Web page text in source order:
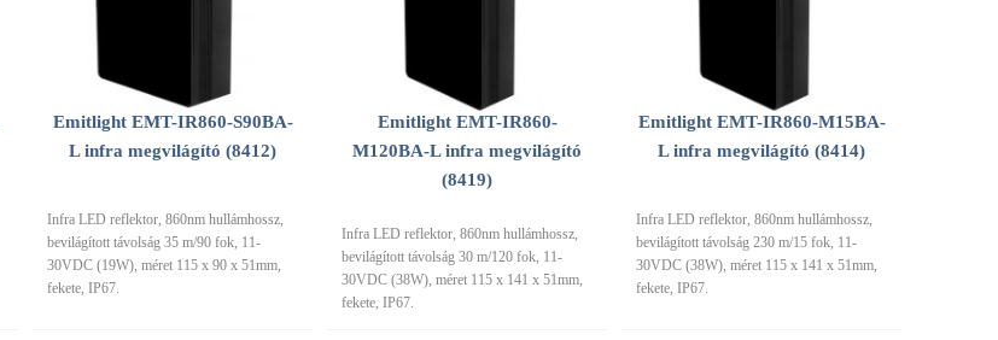
Emitlight EMT-IR860-S90BA-
L infra megvilágító (8412)
Infra LED reflektor, 860nm hullámhossz,
bevilágított távolság 35 m/90 fok, 11-
30VDC (19W), méret 115 x 90 x 51mm,
fekete, IP67.
Emitlight EMT-IR860-
M120BA-L infra megvilágító
(8419)
Infra LED reflektor, 860nm hullámhossz,
bevilágított távolság 30 m/120 fok, 11-
30VDC (38W), méret 115 x 141 x 51mm,
fekete, IP67.
Emitlight EMT-IR860-M15BA-
L infra megvilágító (8414)
Infra LED reflektor, 860nm hullámhossz,
bevilágított távolság 230 m/15 fok, 11-
30VDC (38W), méret 115 x 141 x 51mm,
fekete, IP67.